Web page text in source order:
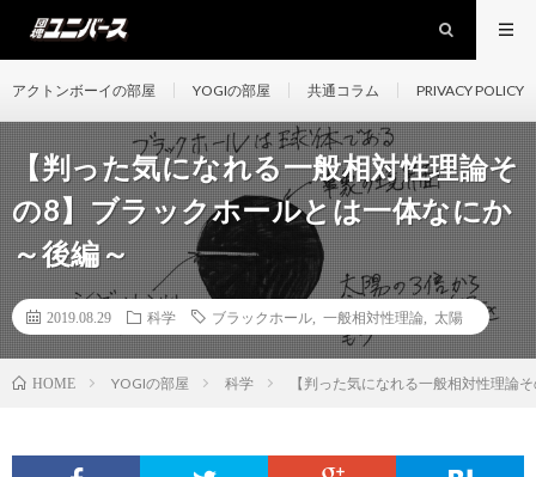
アクトンボーイの部屋 YOGIの部屋 共通コラム PRIVACY POLICY
【判った気になれる一般相対性理論そ
の8】ブラックホールとは一体なにか
～後編～
2019.08.29 科学 ブラックホール 一般相対性理論 太陽
HOME YOGIの部屋 科学 【判った気になれる一般相対性理論